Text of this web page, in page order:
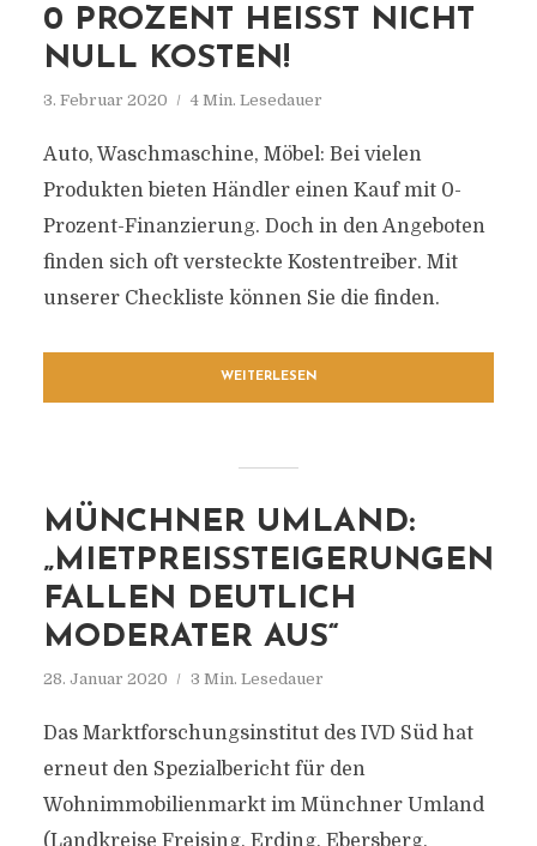
0 PROZENT HEISST NICHT N
ULL KOSTEN!
3. Februar 2020 4 Min. Lesedauer
Auto, Waschmaschine, Möbel: Bei vielen
Produkten bieten Händler einen Kauf mit 0-
Prozent-Finanzierung. Doch in den Angeboten
finden sich oft versteckte Kostentreiber. Mit
unserer Checkliste können Sie die finden.
WEITERLESEN
MÜNCHNER UMLAND:
„MIETPREISSTEIGERUNGEN
FALLEN DEUTLICH
MODERATER AUS“
28. Januar 2020 3 Min. Lesedauer
Das Marktforschungsinstitut des IVD Süd hat
erneut den Spezialbericht für den
Wohnimmobilienmarkt im Münchner Umland
(Landkreise Freising, Erding, Ebersberg,